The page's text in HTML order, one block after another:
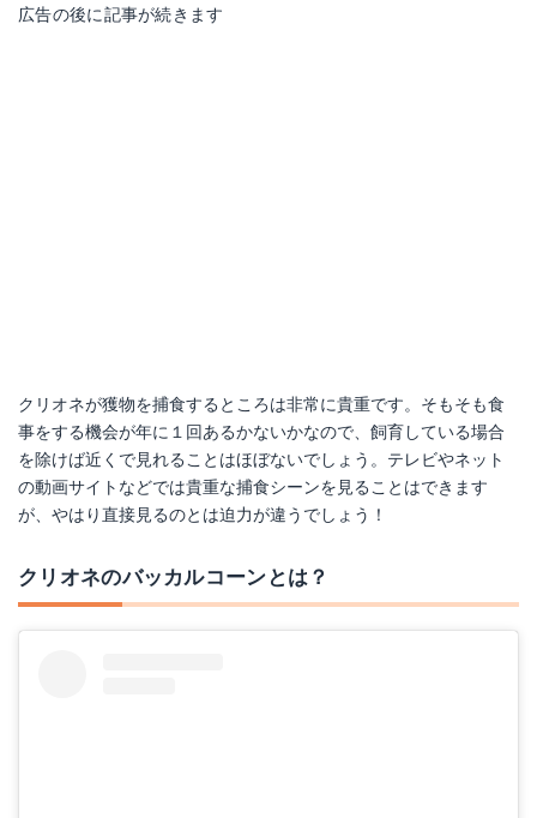
広告の後に記事が続きます
クリオネが獲物を捕食するところは非常に貴重です。そもそも食
事をする機会が年に１回あるかないかなので、飼育している場合
を除けば近くで見れることはほぼないでしょう。テレビやネット
の動画サイトなどでは貴重な捕食シーンを見ることはできます
が、やはり直接見るのとは迫力が違うでしょう！
クリオネのバッカルコーンとは？